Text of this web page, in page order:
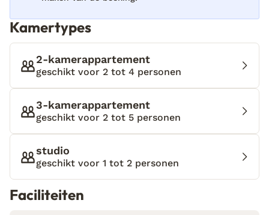
tegelijk modern ingericht met alle luxe en comfort.
De appartementen bieden een prachtig uitzicht over
de rand van een gezellig dorpje, op slechts tien
minuten van de zee, is dit de ideale plek om te
ontspannen.
Kamertypes
2-kamerappartement
geschikt voor 2 tot 4 personen
3-kamerappartement
geschikt voor 2 tot 5 personen
studio
geschikt voor 1 tot 2 personen
Faciliteiten